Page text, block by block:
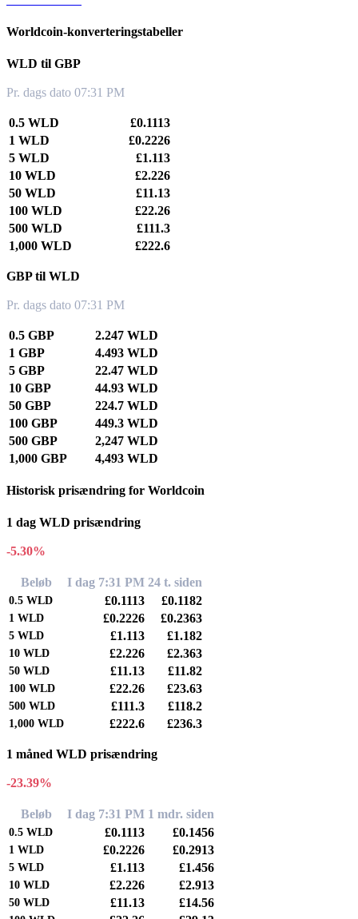
Worldcoin-konverteringstabeller
WLD til GBP
Pr. dags dato 07:31 PM
0.5 WLD
£0.1113
1 WLD
£0.2226
5 WLD
£1.113
10 WLD
£2.226
50 WLD
£11.13
100 WLD
£22.26
500 WLD
£111.3
1,000 WLD
£222.6
GBP til WLD
Pr. dags dato 07:31 PM
0.5 GBP
2.247 WLD
1 GBP
4.493 WLD
5 GBP
22.47 WLD
10 GBP
44.93 WLD
50 GBP
224.7 WLD
100 GBP
449.3 WLD
500 GBP
2,247 WLD
1,000 GBP
4,493 WLD
Historisk prisændring for Worldcoin
1 dag WLD prisændring
-5.30%
Beløb I dag 7:31 PM 24 t. siden
0.5 WLD £0.1113 £0.1182
1 WLD £0.2226 £0.2363
5 WLD £1.113 £1.182
10 WLD £2.226 £2.363
50 WLD £11.13 £11.82
100 WLD £22.26 £23.63
500 WLD £111.3 £118.2
1,000 WLD £222.6 £236.3
1 måned WLD prisændring
-23.39%
Beløb I dag 7:31 PM 1 mdr. siden
0.5 WLD £0.1113 £0.1456
1 WLD £0.2226 £0.2913
5 WLD £1.113 £1.456
10 WLD £2.226 £2.913
50 WLD £11.13 £14.56